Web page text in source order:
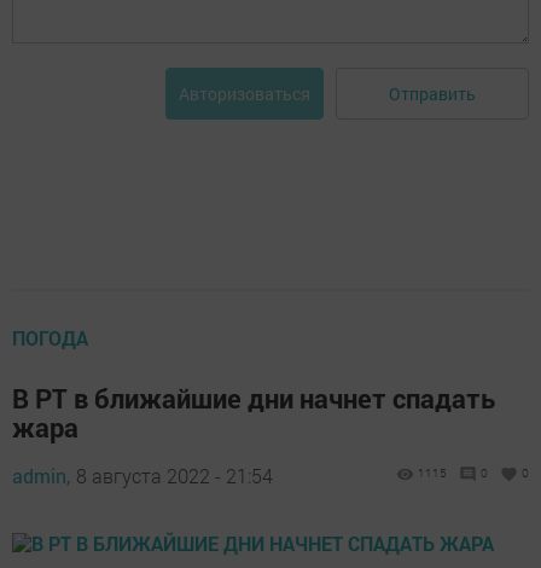
Авторизоваться Отправить
ПОГОДА
В РТ в ближайшие дни начнет спадать
жара
admin, 8 августа 2022 - 21:54 1115 0 0